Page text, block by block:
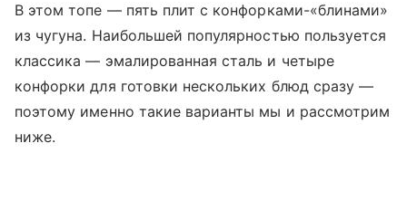
В этом топе — пять плит с конфорками-«блинами»
из чугуна. Наибольшей популярностью пользуется
классика — эмалированная сталь и четыре
конфорки для готовки нескольких блюд сразу —
поэтому именно такие варианты мы и рассмотрим
ниже.